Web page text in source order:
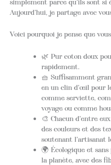
simplement parce qu'ils sont si
Aujourd'hui, je partage avec
Voici pourquoi je pense que
🌿 Pur coton doux
rapidement.
🧺 Suffisamment
en un clin d'œil pour
comme serviette,
voyage ou comme
🎨 Chacun d'entre
des couleurs et des
soutenant l'artisanat
🌍 Écologique et
la planète, avec des